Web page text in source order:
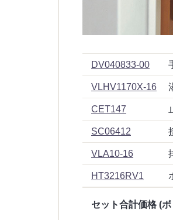
DV040833-00
VLHV1170X-16
CET147
SC06412
VLA10-16
HT3216RV1
セット合計価格 (